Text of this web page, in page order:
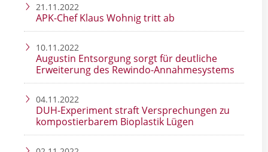
21.11.2022
APK-Chef Klaus Wohnig tritt ab
10.11.2022
Augustin Entsorgung sorgt für deutliche
Erweiterung des Rewindo-Annahmesystems
04.11.2022
DUH-Experiment straft Versprechungen zu
kompostierbarem Bioplastik Lügen